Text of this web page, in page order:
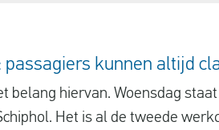
kunnen altijd
belang hiervan. Woensdag
Het is al de tweede